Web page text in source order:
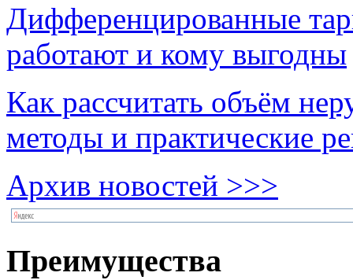
Дифференцированные
работают и кому выгодны
Как рассчитать объём
методы и практические
Архив новостей >>>
Преимущества